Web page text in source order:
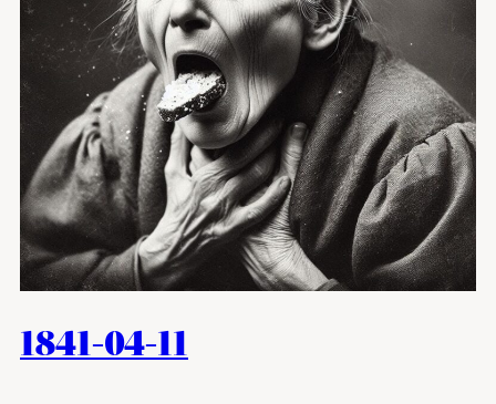
1841-04-11